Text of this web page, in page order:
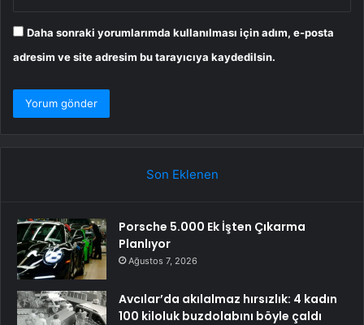
Daha sonraki yorumlarımda kullanılması için adım, e-posta
adresim ve site adresim bu tarayıcıya kaydedilsin.
Son Eklenen
Porsche 5.000 Ek İşten Çıkarma
Planlıyor
Ağustos 7, 2026
Avcılar’da akılalmaz hırsızlık: 4 kadın
100 kiloluk buzdolabını böyle çaldı